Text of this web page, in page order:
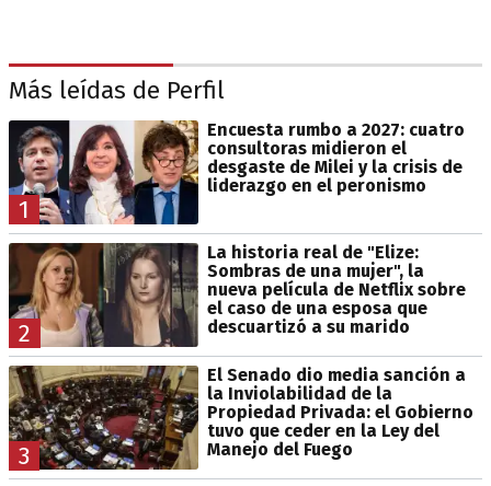
Más leídas de Perfil
1
Encuesta rumbo a 2027: cuatro
consultoras midieron el
desgaste de Milei y la crisis de
liderazgo en el peronismo
2
La historia real de "Elize:
Sombras de una mujer", la
nueva película de Netflix sobre
el caso de una esposa que
descuartizó a su marido
3
El Senado dio media sanción a
la Inviolabilidad de la
Propiedad Privada: el Gobierno
tuvo que ceder en la Ley del
Manejo del Fuego